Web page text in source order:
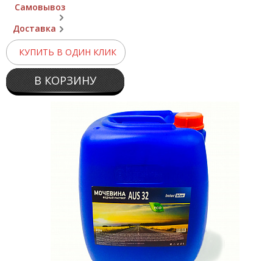
Самовывоз
Доставка
КУПИТЬ В ОДИН КЛИК
В КОРЗИНУ